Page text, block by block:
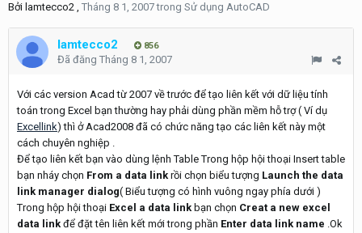
Bởi lamtecco2 , Tháng 8 1, 2007trong Sử dụng AutoCAD
lamtecco2 856
Đã đăng Tháng 8 1, 2007
Với các version Acad từ 2007 về trước để tạo liên kết với dữ liệu tính
toán trong Excel bạn thường hay phải dùng phần mềm hỗ trợ ( Ví dụ
Excellink) thì ở Acad2008 đã có chức năng tạo các liên kết này một
cách chuyên nghiệp .
Để tạo liên kết bạn vào dùng lệnh Table Trong hộp hội thoại Insert table
bạn nháy chọn From a data link rồi chọn biểu tượng Launch the data
link manager dialog( Biểu tượng có hình vuông ngay phía dưới )
Trong hộp hội thoại Excel a data link bạn chọn Creat a new excel
data link để đặt tên liên kết mới trong phần Enter data link name .Ok